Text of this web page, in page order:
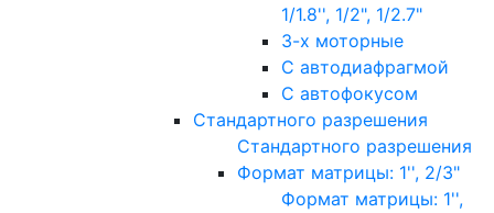
1/1.8'', 1/2", 1/2.7"
3-х моторные
С автодиафрагмой
С автофокусом
Стандартного разрешения
Стандартного разрешения
Формат матрицы: 1'', 2/3"
Формат матрицы: 1'',